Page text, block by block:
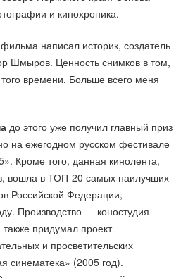
и кинохроника.
написал историк, создатель
Шмыров. Ценность снимков в том,
времени. Больше всего меня
до этого уже получил главный приз
на ежегодном русском фестивале
Кроме того, данная кинолента,
вошла в ТОП-20 самых наилучших
Российской Федерации,
Производство — коностудия
придумал проект
и просветительских
синематека» (2005 год).